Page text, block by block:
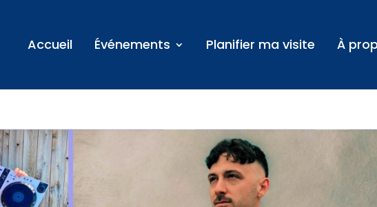
Accueil Événements Planifier ma visite À